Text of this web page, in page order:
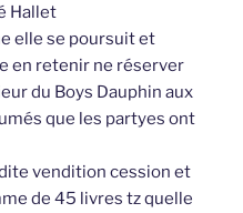
Hallet
elle se poursuit et
en retenir ne réserver
du Boys Dauphin aux
que les partyes ont
vendition cession et
de 45 livres tz quelle